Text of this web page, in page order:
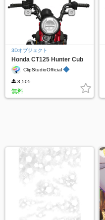
3Dオブジェクト
Honda CT125 Hunter Cub
ClipStudioOfficial◆
3,505
無料